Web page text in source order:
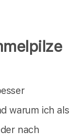
warum ich als
nach